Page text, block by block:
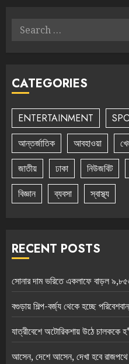
Search
CATEGORIES
ENTERTAINMENT
আন্তর্জাতিক
আবহাওয়া
জাতীয়
ঢাকা নিউজবিট
বিজ্ঞান
ব্যবসা স্বাস্থ্য
RECENT POSTS
সোনার দাম ভরিতে একলাফে বাড়ল
বগুড়ায় শিল্প-বর্জ্য থেকে হচ্ছে
যাত্রীবেশে অটোরিকশায় উঠে চালককে
আসেন, দেশে আসেন, দেখা হবে রাজপথে :